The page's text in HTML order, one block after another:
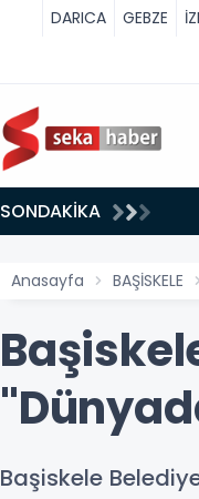
DARICA GEBZE
SONDAKİKA
Anasayfa BAŞİSKELE
Başiskele